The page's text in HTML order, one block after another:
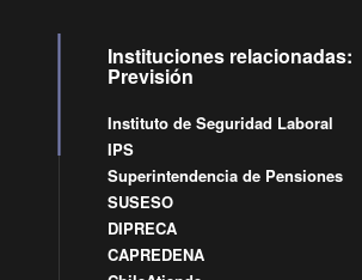
Instituciones relacionadas:
Previsión
Instituto de Seguridad Laboral
IPS
Superintendencia de Pensiones
SUSESO
DIPRECA
CAPREDENA